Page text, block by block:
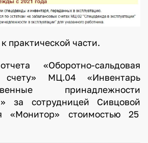
практической части.
«Оборотно-сальдовая
счету» МЦ.04 «Инвентарь
принадлежности
за сотрудницей Сивцовой
«Монитор» стоимостью 25